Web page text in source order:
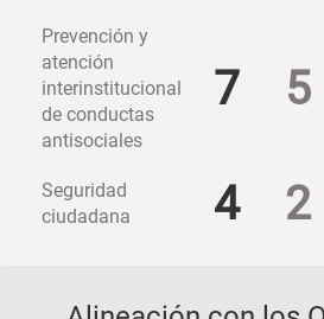
Prevención y
atención
interinstitucional
de conductas
antisociales
7 5
Seguridad
ciudadana
4 2